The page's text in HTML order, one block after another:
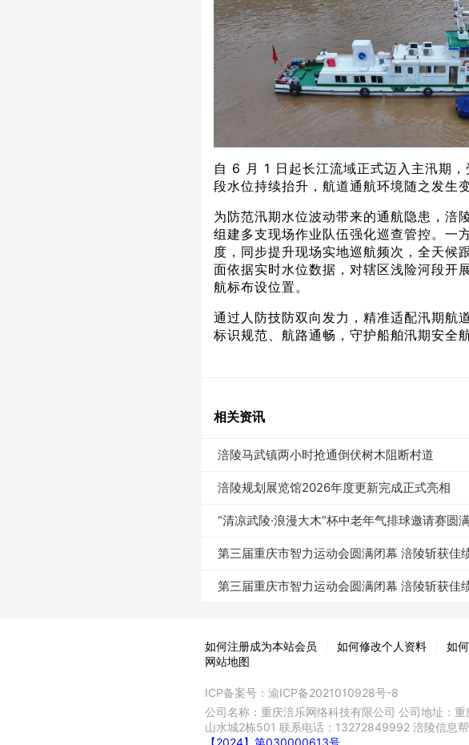
自 6 月 1 日起长江流域正式迈入主汛期
段水位持续抬升，航道通航环境随之发生
为防范汛期水位波动带来的通航隐患，涪
组建多支现场作业队伍强化巡查管控。一
度，同步提升现场实地巡航频次，全天候
面依据实时水位数据，对辖区浅险河段开
航标布设位置。
通过人防技防双向发力，精准适配汛期航
标识规范、航路通畅，守护船舶汛期安全航
相关资讯
涪陵马武镇两小时抢通倒伏树木阻断村道
涪陵规划展览馆2026年度更新完成正式亮相
“清凉武陵·浪漫大木”杯中老年气排球邀请赛圆
第三届重庆市智力运动会圆满闭幕 涪陵斩获佳
第三届重庆市智力运动会圆满闭幕 涪陵斩获佳
如何注册成为本站会员 如何修改个人资料 如
网站地图
ICP备案号：渝ICP备2021010928号-8
公司名称：重庆涪乐网络科技有限公司 公司地址：
山水城2栋501 联系电话：13272849992 涪陵信息